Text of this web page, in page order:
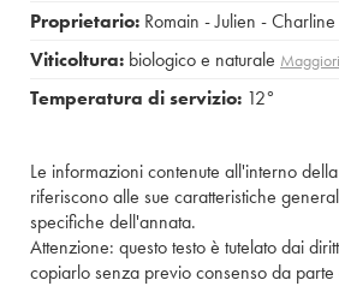
Proprietario: Romain - Julien -
Viticoltura: biologico e naturale
Temperatura di servizio: 12°
Le informazioni contenute all'interno
riferiscono alle sue caratteristiche
specifiche dell'annata.
Attenzione: questo testo è tutelato dai
copiarlo senza previo consenso da parte